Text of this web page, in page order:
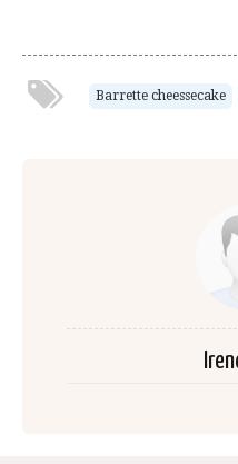
Barrette cheessecake